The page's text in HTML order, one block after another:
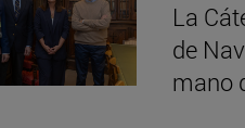
La
de
mano